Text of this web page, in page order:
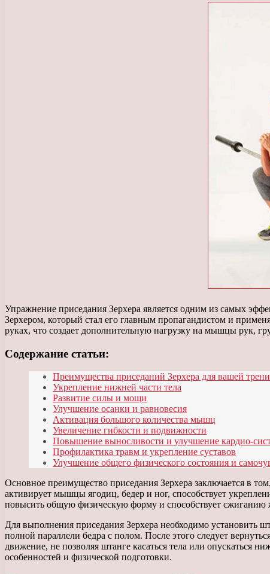
Упражнение приседания Зерхера является одним из самых
Зерхером, который стал его главным пропагандистом и
руках, что создает дополнительную нагрузку на мышцы рук,
Содержание статьи:
Преимущества приседаний Зерхера для вашей
Укрепление нижней части тела
Развитие силы и мощи
Улучшение осанки и равновесия
Активация большого количества мышц
Увеличение гибкости и подвижности
Повышение выносливости и улучшение кардио-
Профилактика травм и укрепление суставов
Улучшение общего физического состояния и
Основное преимущество приседания Зерхера заключается в
активирует мышцы ягодиц, бедер и ног, способствует
повысить общую физическую форму и способствует сжиганию
Для выполнения приседания Зерхера необходимо установить
полной параллели бедра с полом. После этого следует
движение, не позволяя штанге касаться тела или опускаться
особенностей и физической подготовки.